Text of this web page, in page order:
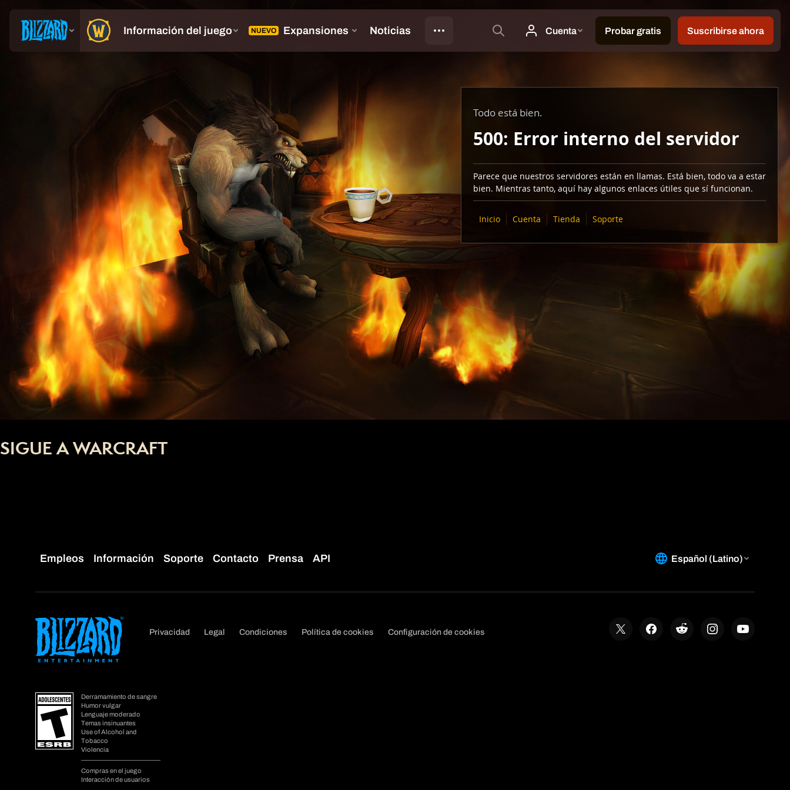
Todo está bien.
500: Error interno del servidor
Parece que nuestros servidores están en llamas. Está bien, todo va a estar
bien. Mientras tanto, aquí hay algunos enlaces útiles que sí funcionan.
Inicio Cuenta Tienda Soporte
SIGUE A WARCRAFT